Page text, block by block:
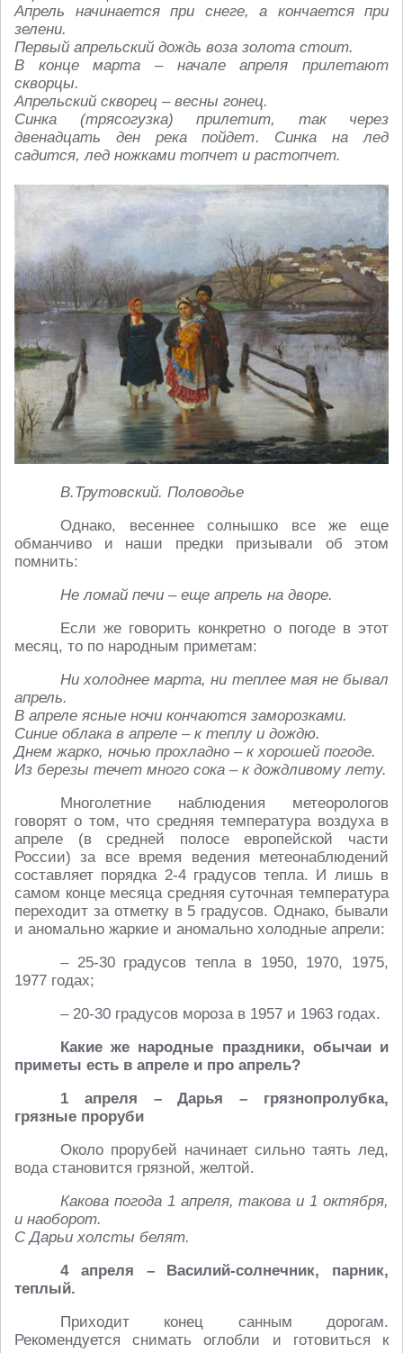
Апрель начинается при снеге, а кончается при
зелени.
Первый апрельский дождь воза золота стоит.
В конце марта – начале апреля прилетают
скворцы.
Апрельский скворец – весны гонец.
Синка (трясогузка) прилетит, так через
двенадцать ден река пойдет. Синка на лед
садится, лед ножками топчет и растопчет.
В.Трутовский. Половодье
Однако, весеннее солнышко все же еще
обманчиво и наши предки призывали об этом
помнить:
Не ломай печи – еще апрель на дворе.
Если же говорить конкретно о погоде в этот
месяц, то по народным приметам:
Ни холоднее марта, ни теплее мая не бывал
апрель.
В апреле ясные ночи кончаются заморозками.
Синие облака в апреле – к теплу и дождю.
Днем жарко, ночью прохладно – к хорошей погоде.
Из березы течет много сока – к дождливому лету.
Многолетние наблюдения метеорологов
говорят о том, что средняя температура воздуха в
апреле (в средней полосе европейской части
России) за все время ведения метеонаблюдений
составляет порядка 2-4 градусов тепла. И лишь в
самом конце месяца средняя суточная температура
переходит за отметку в 5 градусов. Однако, бывали
и аномально жаркие и аномально холодные апрели:
– 25-30 градусов тепла в 1950, 1970, 1975,
1977 годах;
– 20-30 градусов мороза в 1957 и 1963 годах.
Какие же народные праздники, обычаи и
приметы есть в апреле и про апрель?
1 апреля – Дарья – грязнопролубка,
грязные проруби
Около прорубей начинает сильно таять лед,
вода становится грязной, желтой.
Какова погода 1 апреля, такова и 1 октября,
и наоборот.
С Дарьи холсты белят.
4 апреля – Василий-солнечник, парник,
теплый.
Приходит конец санным дорогам.
Рекомендуется снимать оглобли и готовиться к